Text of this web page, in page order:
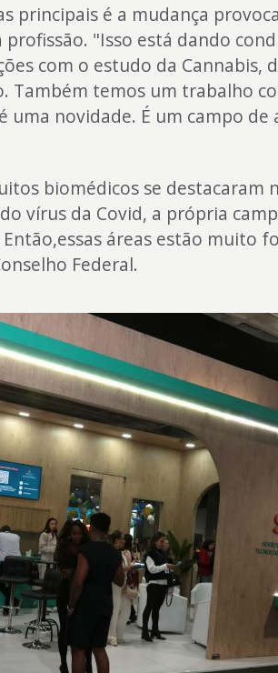
principais é a mudança
"Isso está dando
com o estudo da Cannabis,
Também temos um trabalho
uma novidade. É um campo de
biomédicos se destacaram
vírus da Covid, a própria
áreas estão muito
Federal.